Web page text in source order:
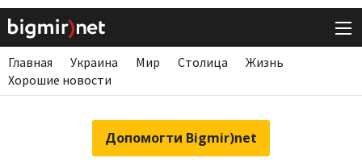
Главная Украина Мир Столица
Жизнь
Хорошие новости
Допомогти Bigmir)net